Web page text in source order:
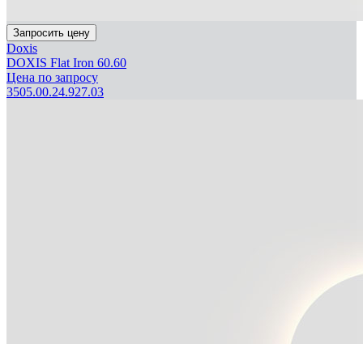
Запросить цену
Doxis
DOXIS Flat Iron 60.60
Цена по запросу
3505.00.24.927.03